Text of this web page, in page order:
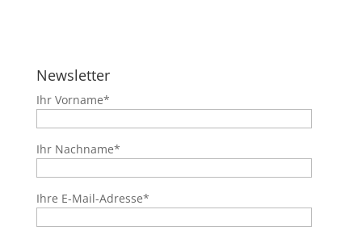
Newsletter
Ihr Vorname*
Ihr Nachname*
Ihre E-Mail-Adresse*